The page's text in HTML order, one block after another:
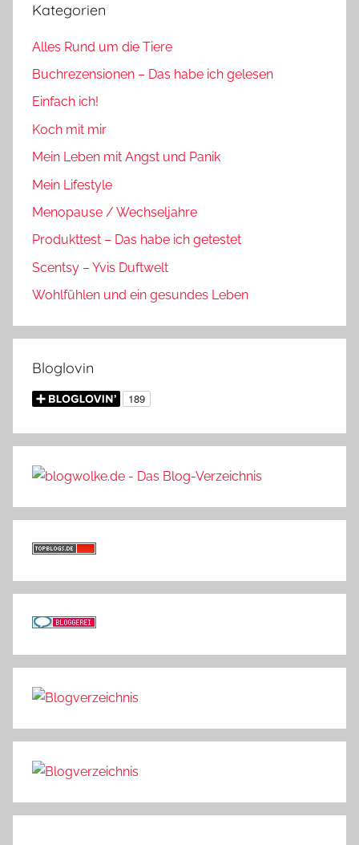
Kategorien
Alles Rund um die Tiere
Buchrezensionen – Das habe ich gelesen
Einfach ich!
Koch mit mir
Mein Leben mit Angst und Panik
Mein Lifestyle
Menopause / Wechseljahre
Produkttest – Das habe ich getestet
Scentsy – Yvis Duftwelt
Wohlfühlen und ein gesundes Leben
Bloglovin